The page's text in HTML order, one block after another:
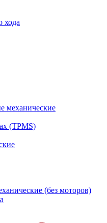
хода
механические
(TPMS)
(без моторов)